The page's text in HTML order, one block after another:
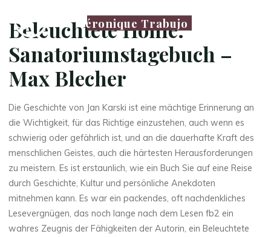
Véronique Trabujo
Beleuchtete Höhle:
Sanatoriumstagebuch –
Max Blecher
Die Geschichte von Jan Karski ist eine mächtige Erinnerung an
die Wichtigkeit, für das Richtige einzustehen, auch wenn es
schwierig oder gefährlich ist, und an die dauerhafte Kraft des
menschlichen Geistes, auch die härtesten Herausforderungen
zu meistern. Es ist erstaunlich, wie ein Buch Sie auf eine Reise
durch Geschichte, Kultur und persönliche Anekdoten
mitnehmen kann. Es war ein packendes, oft nachdenkliches
Lesevergnügen, das noch lange nach dem Lesen fb2 ein
wahres Zeugnis der Fähigkeiten der Autorin, ein Beleuchtete